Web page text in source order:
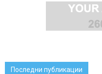
Последни публикации